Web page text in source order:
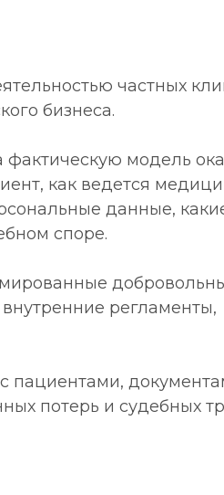
частных
бизнеса.
модель
как ведется
данные,
споре.
регламенты,
пациентами,
потерь и судебных